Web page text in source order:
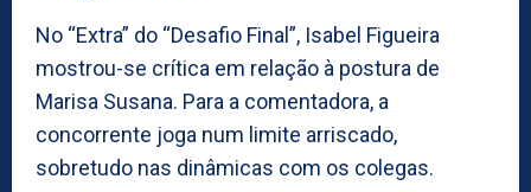
No “Extra” do “Desafio Final”, Isabel Figueira
mostrou-se crítica em relação à postura de
Marisa Susana. Para a comentadora, a
concorrente joga num limite arriscado,
sobretudo nas dinâmicas com os colegas.